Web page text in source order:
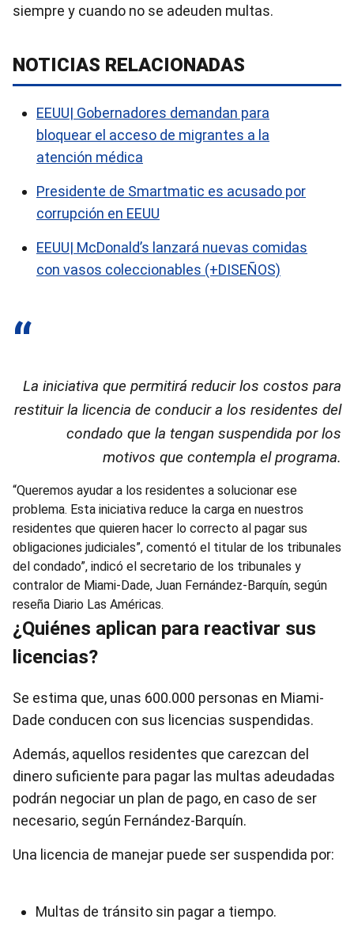
siempre y cuando no se adeuden multas.
NOTICIAS RELACIONADAS
EEUU| Gobernadores demandan para
bloquear el acceso de migrantes a la
atención médica
Presidente de Smartmatic es acusado por
corrupción en EEUU
EEUU| McDonald’s lanzará nuevas comidas
con vasos coleccionables (+DISEÑOS)
La iniciativa que permitirá reducir los costos para
restituir la licencia de conducir a los residentes del
condado que la tengan suspendida por los
motivos que contempla el programa.
“Queremos ayudar a los residentes a solucionar ese
problema. Esta iniciativa reduce la carga en nuestros
residentes que quieren hacer lo correcto al pagar sus
obligaciones judiciales”, comentó el titular de los tribunales
del condado”, indicó el secretario de los tribunales y
contralor de Miami-Dade, Juan Fernández-Barquín, según
reseña Diario Las Américas.
¿Quiénes aplican para reactivar sus
licencias?
Se estima que, unas 600.000 personas en Miami-
Dade conducen con sus licencias suspendidas.
Además, aquellos residentes que carezcan del
dinero suficiente para pagar las multas adeudadas
podrán negociar un plan de pago, en caso de ser
necesario, según Fernández-Barquín.
Una licencia de manejar puede ser suspendida por:
Multas de tránsito sin pagar a tiempo.